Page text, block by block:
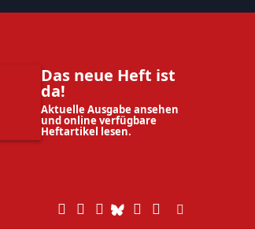
Das neue Heft ist
da!
Aktuelle Ausgabe ansehen
und online verfügbare
Heftartikel lesen.